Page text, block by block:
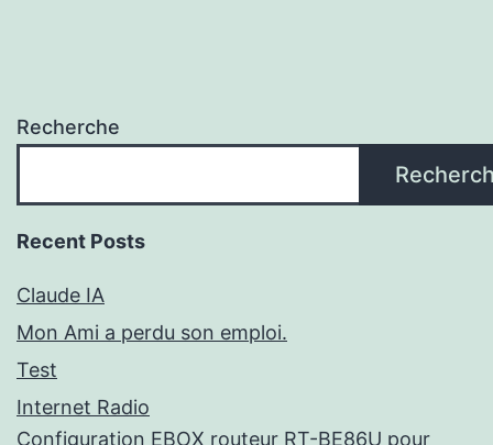
Recherche
Recent Posts
Claude IA
Mon Ami a perdu son emploi.
Test
Internet Radio
Configuration EBOX routeur RT-BE86U pour